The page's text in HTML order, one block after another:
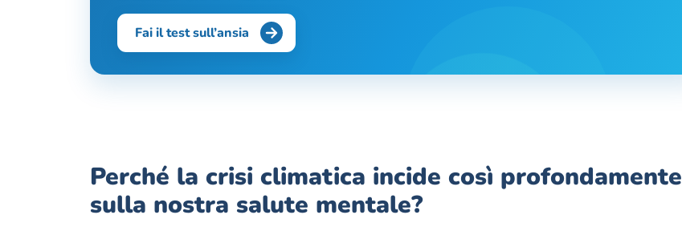
Fai il test sull’ansia
Perché la crisi climatica incide così profondamente
sulla nostra salute mentale?